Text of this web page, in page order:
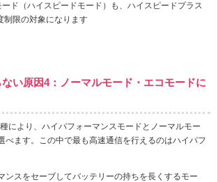
ド（ハイスピードモード）も、ハイスピードプラス
制限の対象になります
い原因4：ノーマルモード・エコモードに
により、ハイパフォーマンスモードとノーマルモー
べます。この中で最も高速通信を行えるのはハイパフ
ンスをセーブしてバッテリーの持ちを長くするモー